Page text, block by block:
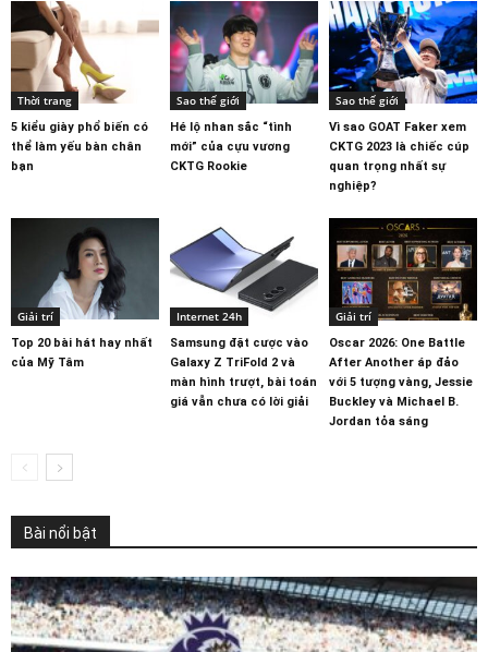
Thời trang
5 kiểu giày phổ biến có
thể làm yếu bàn chân
bạn
Sao thế giới
Hé lộ nhan sắc “tình
mới” của cựu vương
CKTG Rookie
Sao thế giới
Vì sao GOAT Faker xem
CKTG 2023 là chiếc cúp
quan trọng nhất sự
nghiệp?
Giải trí
Top 20 bài hát hay nhất
của Mỹ Tâm
Internet 24h
Samsung đặt cược vào
Galaxy Z TriFold 2 và
màn hình trượt, bài toán
giá vẫn chưa có lời giải
Giải trí
Oscar 2026: One Battle
After Another áp đảo
với 5 tượng vàng, Jessie
Buckley và Michael B.
Jordan tỏa sáng
Bài nổi bật